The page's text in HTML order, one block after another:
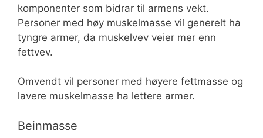
komponenter som bidrar til armens vekt.
Personer med høy muskelmasse vil generelt ha
tyngre armer, da muskelvev veier mer enn
fettvev.
Omvendt vil personer med høyere fettmasse og
lavere muskelmasse ha lettere armer.
Beinmasse